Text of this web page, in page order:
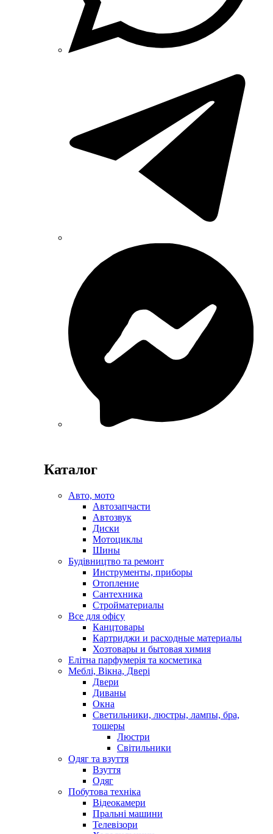
Каталог
Авто, мото
Автозапчасти
Автозвук
Диски
Мотоциклы
Шины
Будівництво та ремонт
Инструменты, приборы
Отопление
Сантехника
Стройматериалы
Все для офісу
Канцтовары
Картриджи и расходные материалы
Хозтовары и бытовая химия
Елітна парфумерія та косметика
Меблі, Вікна, Двері
Двери
Диваны
Окна
Светильники, люстры, лампы, бра,
тошеры
Люстри
Світильники
Одяг та взуття
Взуття
Одяг
Побутова техніка
Відеокамери
Пральні машини
Телевізори